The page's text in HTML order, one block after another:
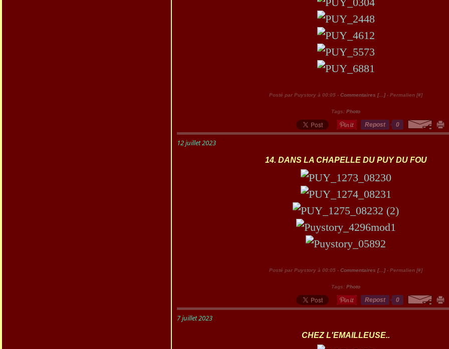
Posté par Puystory à 00:05 - Commentaires [… ]- Permalien [#]
Tags: Photo
Repost 0
12 juillet 2023
14. DANS LA CHAPELLE DU PUY DU FOU
Posté par Puystory à 00:05 - Commentaires [… ]- Permalien [#]
Tags: Photo
Repost 0
7 juillet 2023
CHEZ L'EMAILLEUSE..